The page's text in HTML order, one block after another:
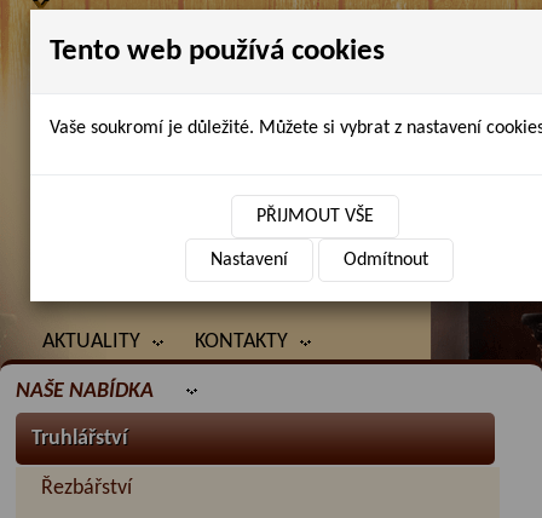
AKTUALITY KONTAKTY
NAŠE NABÍDKA
Truhlářství
Řezbářství
Tento web používá cookies
Vaše soukromí je důležité. Můžete si vybrat z nastavení
PŘIJMOUT VŠE
Nastavení Odmítnout